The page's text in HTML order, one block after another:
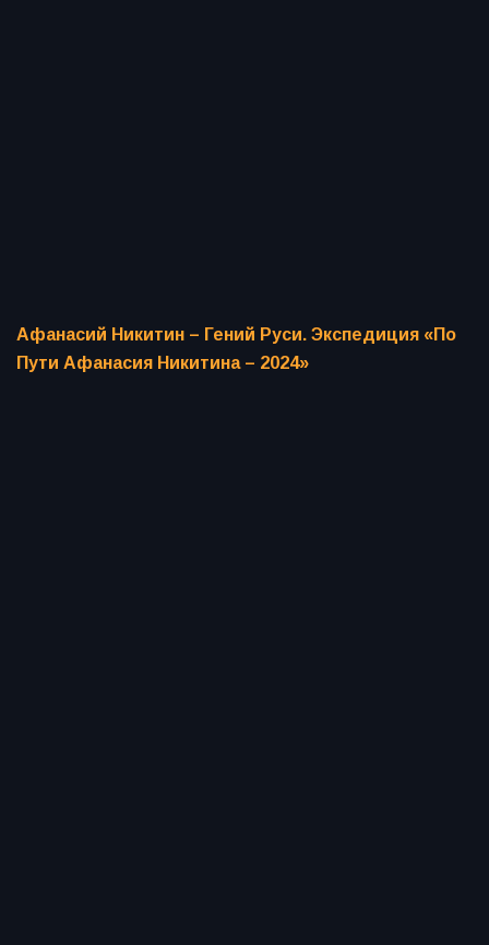
Афанасий Никитин – Гений Руси. Экспедиция «По
Пути Афанасия Никитина – 2024»